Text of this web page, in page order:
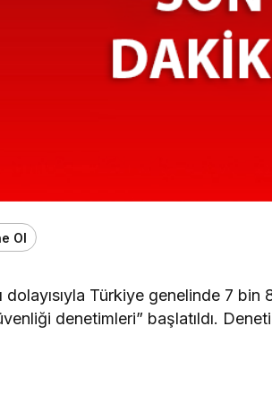
Ol
dolayısıyla Türkiye genelinde 7 bin
denetimleri” başlatıldı.